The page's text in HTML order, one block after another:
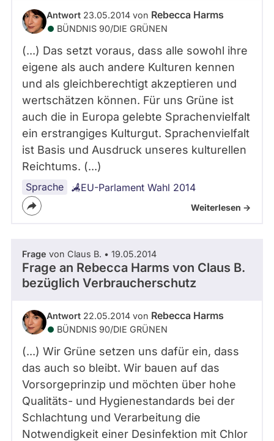
Antwort 23.05.2014 von Rebecca Harms
BÜNDNIS 90/­DIE GRÜNEN
(...) Das setzt voraus, dass alle sowohl ihre
eigene als auch andere Kulturen kennen
und als gleichberechtigt akzeptieren und
wertschätzen können. Für uns Grüne ist
auch die in Europa gelebte Sprachenvielfalt
ein erstrangiges Kulturgut. Sprachenvielfalt
ist Basis und Ausdruck unseres kulturellen
Reichtums. (...)
Sprache EU-Parlament Wahl 2014
Weiterlesen ->
Frage von Claus B. • 19.05.2014
Frage an Rebecca Harms von Claus B.
bezüglich Verbraucherschutz
Antwort 22.05.2014 von Rebecca Harms
BÜNDNIS 90/­DIE GRÜNEN
(...) Wir Grüne setzen uns dafür ein, dass
das auch so bleibt. Wir bauen auf das
Vorsorgeprinzip und möchten über hohe
Qualitäts- und Hygienestandards bei der
Schlachtung und Verarbeitung die
Notwendigkeit einer Desinfektion mit Chlor